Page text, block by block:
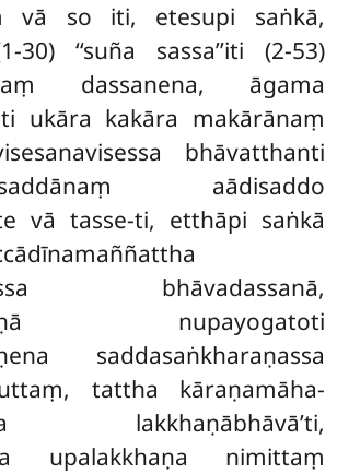
vā so iti, etesupi saṅkā,
30) ‘‘suña sassa’’iti (2-53)
dassanena, āgama
ukāra kakāra makārānaṃ
bhāvatthanti
aādisaddo
vā tasse-ti, etthāpi saṅkā
bhāvadassanā,
nupayogatoti
saddasaṅkharaṇassa
tattha kāraṇamāha-
lakkhaṇābhāvā’ti,
upalakkhaṇa nimittaṃ